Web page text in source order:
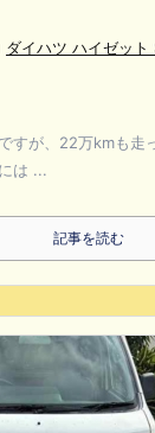
ダイハツ ハイゼット
すが、22万kmも走
は ...
記事を読む